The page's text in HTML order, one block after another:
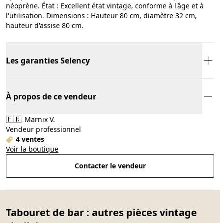
néoprène. État : Excellent état vintage, conforme à l'âge et à
l'utilisation. Dimensions : Hauteur 80 cm, diamètre 32 cm,
hauteur d'assise 80 cm.
Les garanties Selency
À propos de ce vendeur
🇫🇷 Marnix V.
Vendeur professionnel
4 ventes
Voir la boutique
Contacter le vendeur
Tabouret de bar : autres pièces vintage